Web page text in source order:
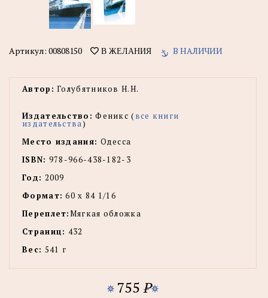
Артикул: 00808150 В ЖЕЛАНИЯ В НАЛИЧИИ
Автор: Голубятников Н.Н.
Издательство: Феникс (все книги
издательства)
Место издания: Одесса
ISBN: 978-966-438-182-3
Год: 2009
Формат: 60 х 84 1/16
Переплет:Мягкая обложка
Страниц: 432
Вес: 541 г
755 P